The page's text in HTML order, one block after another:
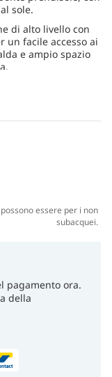
sole.
di alto livello con
un facile accesso ai
e ampio spazio
con
emergenza e
Mohamed e il
di tutti i
e Sport
agli standard
essere per i non
subacquei.
pagamento ora.
della